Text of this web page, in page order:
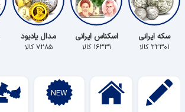
سکه ایرانی
۲۲۳۰۱ کالا
اسکناس ایرانی
۱۶۳۳۱ کالا
مدال یادبود
۷۲۸۵ کالا